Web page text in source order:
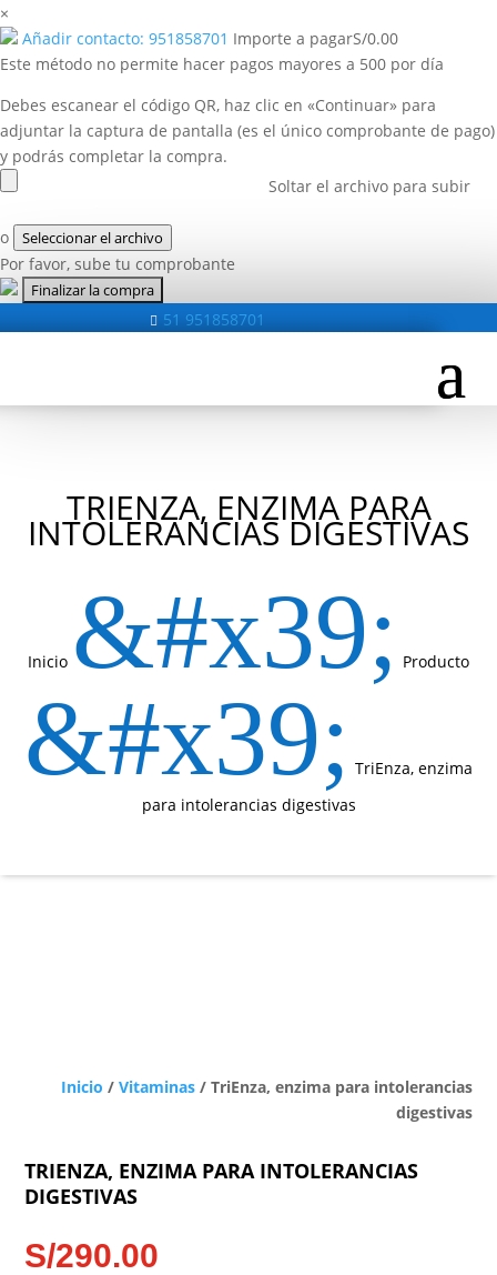
×
Añadir contacto: 951858701 Importe a pagarS/0.00
Este método no permite hacer pagos mayores a 500 por día
Debes escanear el código QR, haz clic en «Continuar» para
adjuntar la captura de pantalla (es el único comprobante de pago)
y podrás completar la compra.
Soltar el archivo para subir
o Seleccionar el archivo
Por favor, sube tu comprobante
 51 951858701
TRIENZA, ENZIMA PARA
INTOLERANCIAS DIGESTIVAS
Inicio &#x39; Producto
&#x39; TriEnza, enzima
para intolerancias digestivas
Inicio / Vitaminas/ TriEnza, enzima para intolerancias
digestivas
TRIENZA, ENZIMA PARA INTOLERANCIAS
DIGESTIVAS
S/290.00